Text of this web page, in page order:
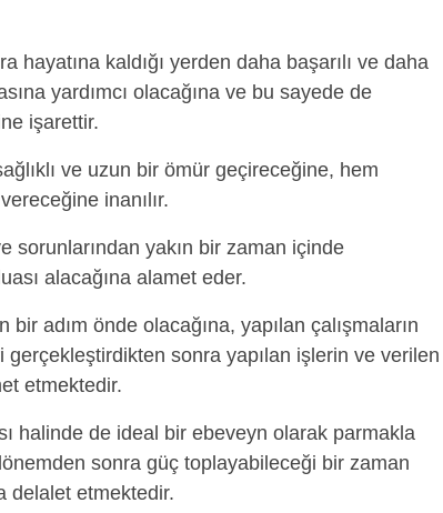
hayatına kaldığı yerden daha başarılı ve daha
yardımcı olacağına ve bu sayede de
işarettir.
ve uzun bir ömür geçireceğine, hem
inanılır.
sorunlarından yakın bir zaman içinde
alacağına alamet eder.
bir adım önde olacağına, yapılan çalışmaların
gerçekleştirdikten sonra yapılan işlerin ve verilen
etmektedir.
halinde de ideal bir ebeveyn olarak parmakla
sonra güç toplayabileceği bir zaman
delalet etmektedir.